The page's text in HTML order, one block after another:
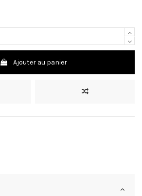
Ajouter au panier